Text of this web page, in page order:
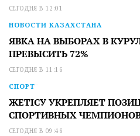
СЕГОДНЯ В 12:01
НОВОСТИ КАЗАХСТАНА
ЯВКА НА ВЫБОРАХ В
ПРЕВЫСИТЬ 72%
СЕГОДНЯ В 11:16
СПОРТ
ЖЕТІСУ УКРЕПЛЯЕТ
СПОРТИВНЫХ
СЕГОДНЯ В 09:46